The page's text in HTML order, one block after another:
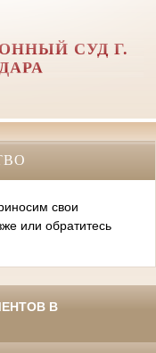
СУД Г.
свои
или обратитесь
В